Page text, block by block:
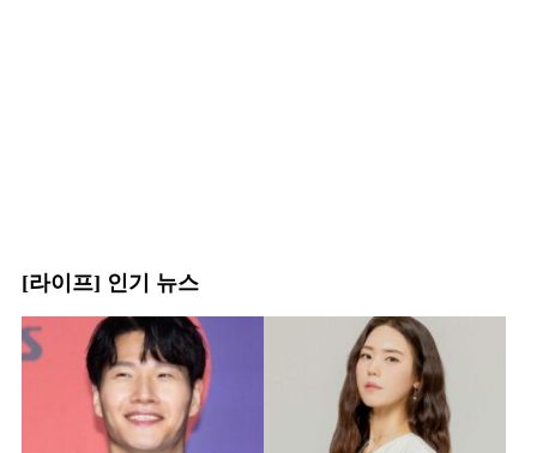
[라이프] 인기 뉴스